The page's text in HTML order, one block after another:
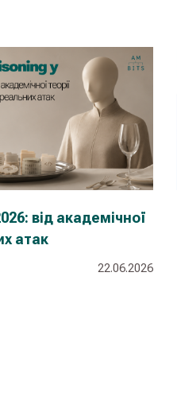
від академічної
атак
22.06.2026